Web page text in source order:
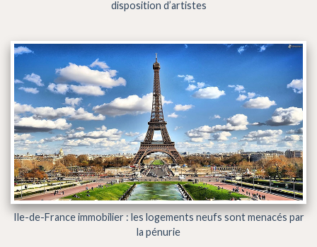
disposition d’artistes
Ile-de-France immobilier : les logements neufs sont menacés par
la pénurie